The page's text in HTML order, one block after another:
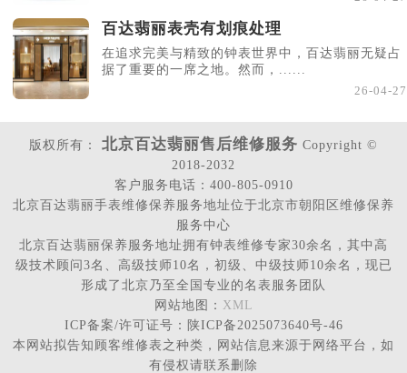
百达翡丽表壳有划痕处理
在追求完美与精致的钟表世界中，百达翡丽无疑占
据了重要的一席之地。然而，......
26-04-27
版权所有： 北京百达翡丽售后维修服务 Copyright ©
2018-2032
客户服务电话：400-805-0910
北京百达翡丽手表维修保养服务地址位于北京市朝阳区维修保养
服务中心
北京百达翡丽保养服务地址拥有钟表维修专家30余名，其中高
级技术顾问3名、高级技师10名，初级、中级技师10余名，现已
形成了北京乃至全国专业的名表服务团队
网站地图： XML
ICP备案/许可证号：陕ICP备2025073640号-46
本网站拟告知顾客维修表之种类，网站信息来源于网络平台，如
有侵权请联系删除